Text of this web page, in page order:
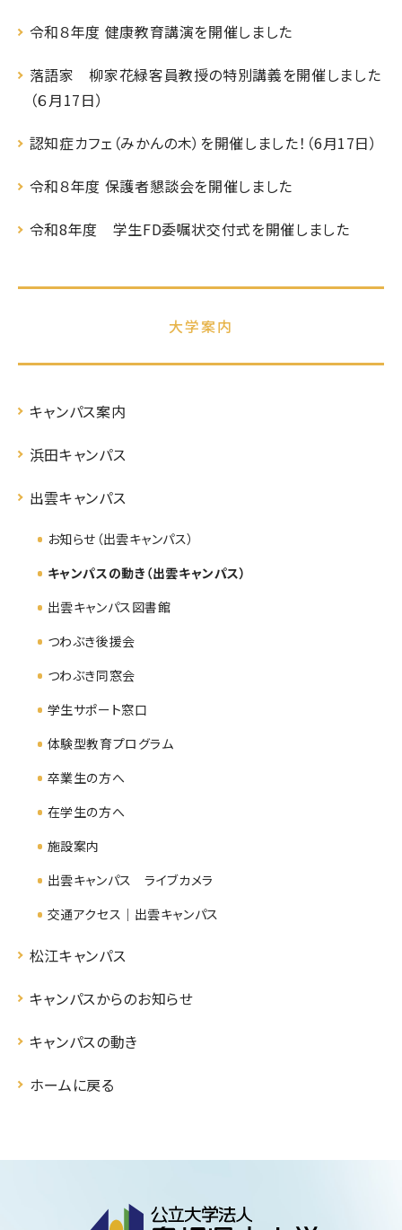
令和８年度 健康教育講演を開催しました
落語家 柳家花緑客員教授の特別講義を開催しました
（６月17日）
認知症カフェ（みかんの木）を開催しました！（6月17日）
令和８年度 保護者懇談会を開催しました
令和8年度 学生FD委嘱状交付式を開催しました
大学案内
キャンパス案内
浜田キャンパス
出雲キャンパス
お知らせ（出雲キャンパス）
キャンパスの動き（出雲キャンパス）
出雲キャンパス図書館
つわぶき後援会
つわぶき同窓会
学生サポート窓口
体験型教育プログラム
卒業生の方へ
在学生の方へ
施設案内
出雲キャンパス ライブカメラ
交通アクセス｜出雲キャンパス
松江キャンパス
キャンパスからのお知らせ
キャンパスの動き
ホームに戻る